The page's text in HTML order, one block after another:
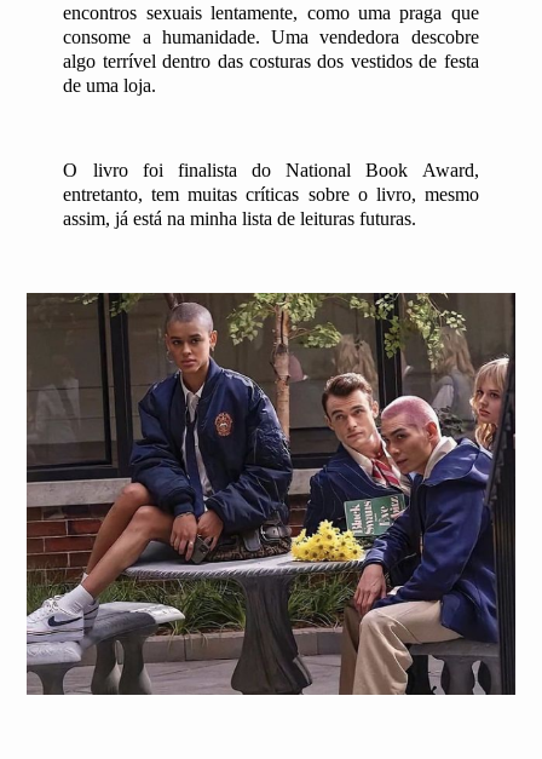
encontros sexuais lentamente, como uma praga que
consome a humanidade. Uma vendedora descobre
algo terrível dentro das costuras dos vestidos de festa
de uma loja.
O livro foi finalista do National Book Award,
entretanto, tem muitas críticas sobre o livro, mesmo
assim, já está na minha lista de leituras futuras.